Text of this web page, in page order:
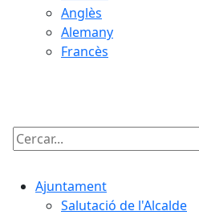
Anglès
Alemany
Francès
Cercar:
Ajuntament
Salutació de l'Alcalde